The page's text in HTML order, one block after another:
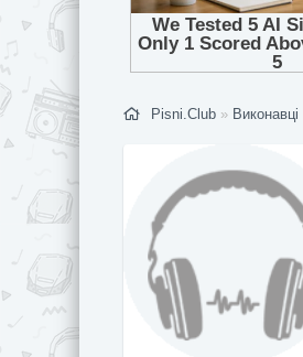
Pisni.Club » Виконавці